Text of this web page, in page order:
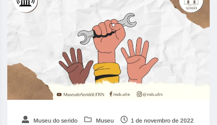
Museu do serido Museu 1 de novembro de 2022